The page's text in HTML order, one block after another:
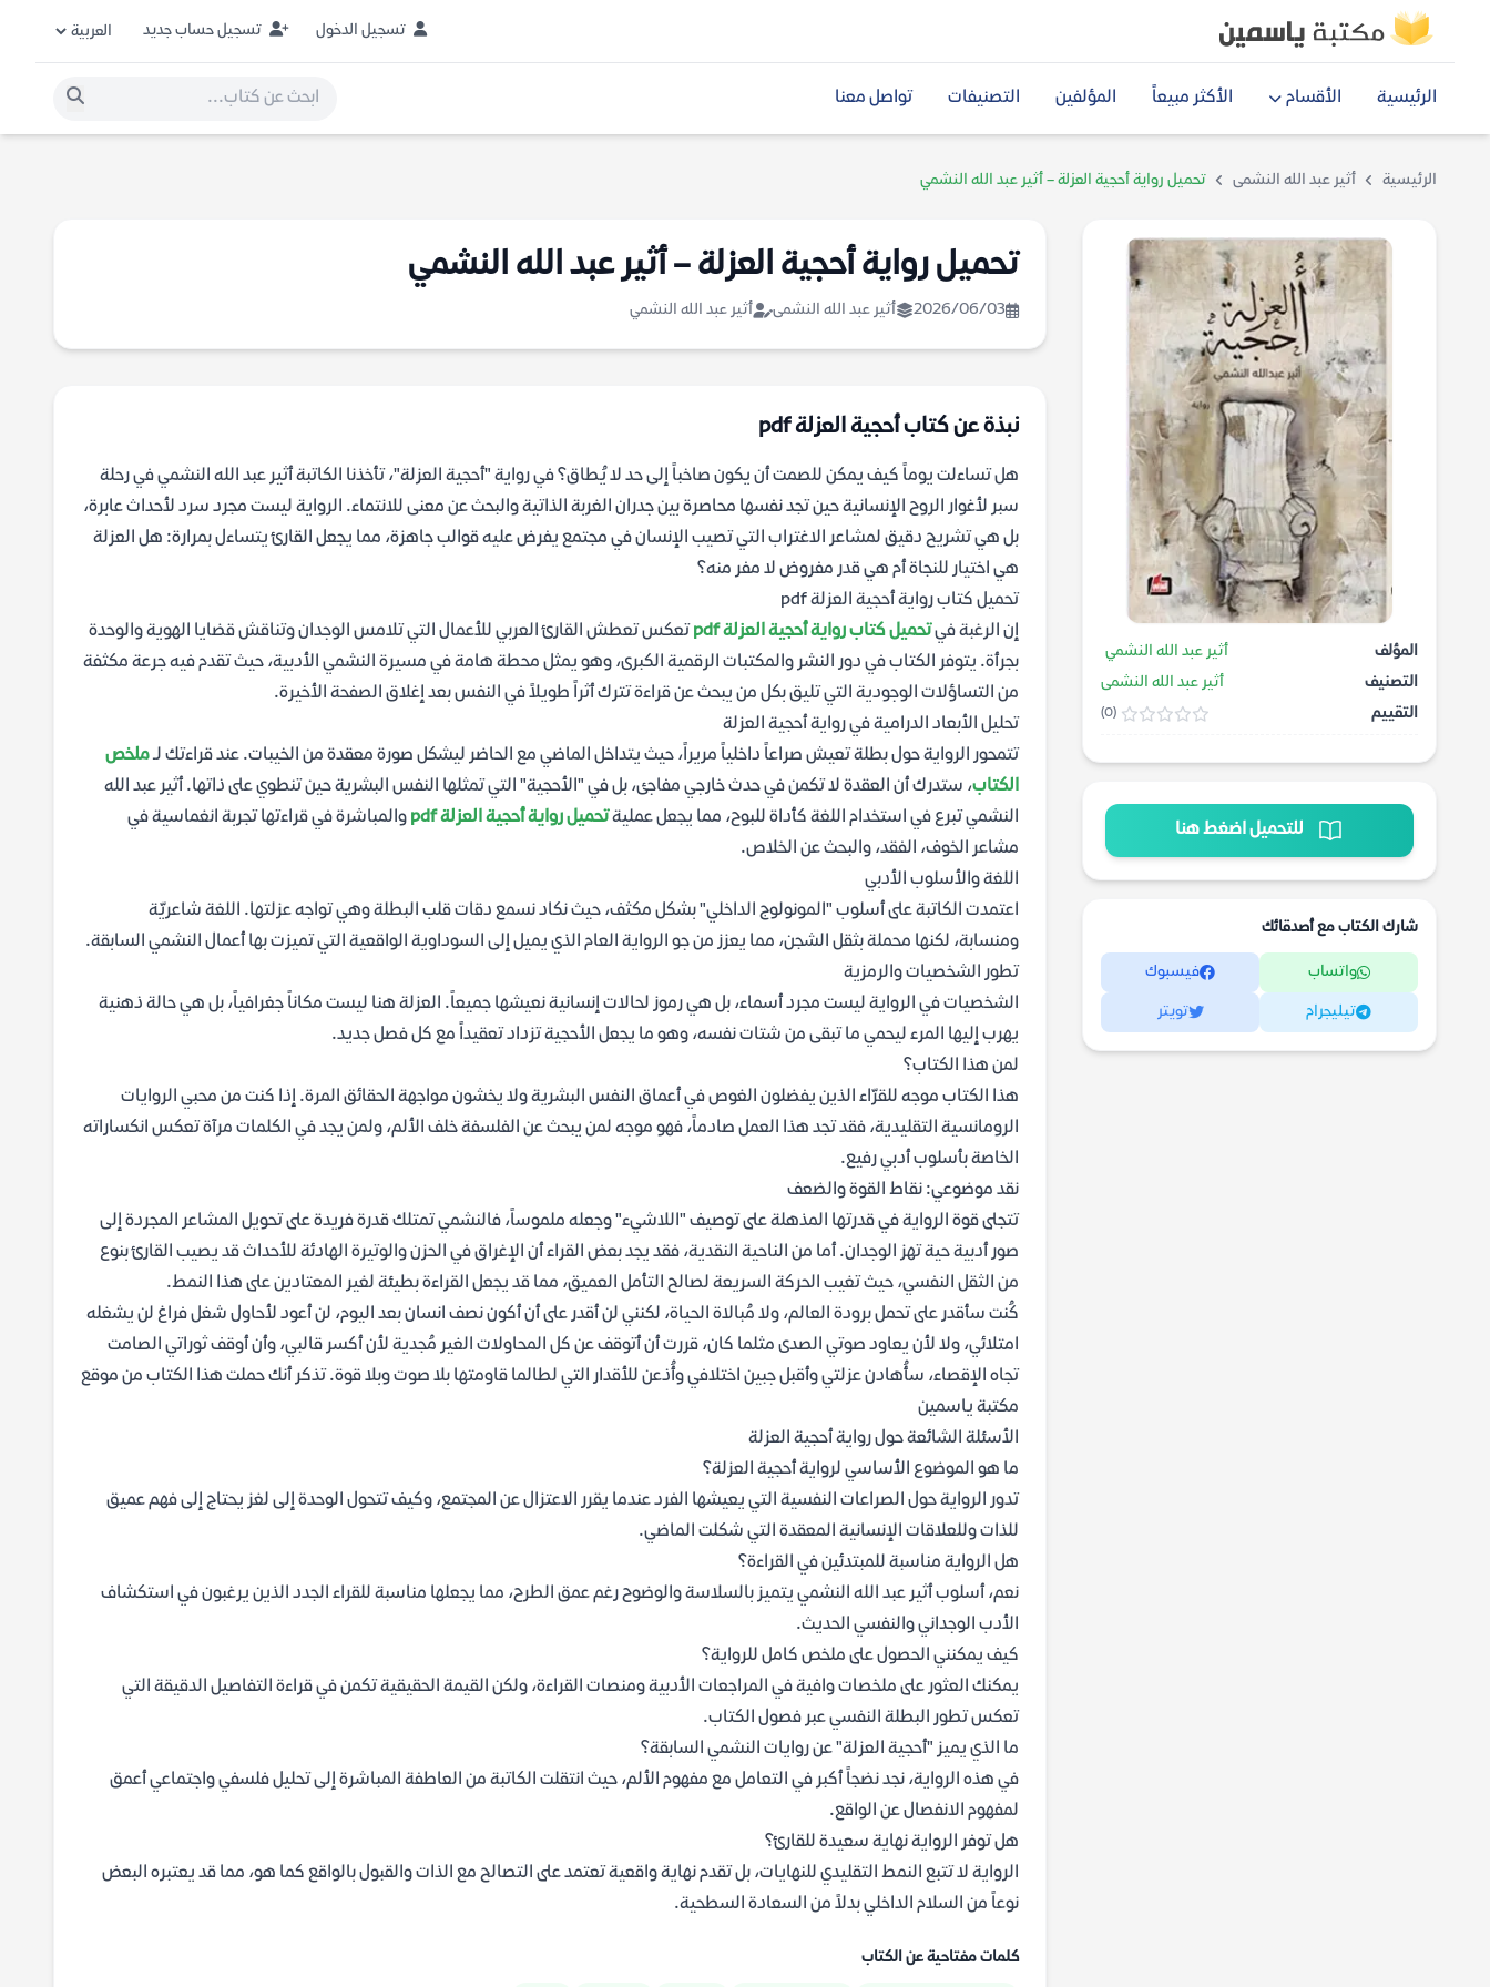
تسجيل الدخول تسجيل حساب جديد
الرئيسية الأقسام الأكثر مبيعاً المؤلفين التصنيفات تواصل معنا
الرئيسية أثير عبد الله النشمى تحميل رواية أحجية العزلة – أثير عبد الله النشمي
المؤلف
أثير عبد الله النشمي
التصنيف
أثير عبد الله النشمى
التقييم
(0)
للتحميل اضغط هنا
شارك الكتاب مع أصدقائك
واتساب فيسبوك
تيليجرام تويتر
تحميل رواية أحجية العزلة – أثير عبد الله النشمي
2026/06/03 أثير عبد الله النشمى أثير عبد الله النشمي
نبذة عن كتاب أحجية العزلة pdf
هل تساءلت يوماً كيف يمكن للصمت أن يكون صاخباً إلى حد لا يُطاق؟ في رواية "أحجية العزلة"، تأخذنا الكاتبة أثير عبد الله النشمي في رحلة
سبر لأغوار الروح الإنسانية حين تجد نفسها محاصرة بين جدران الغربة الذاتية والبحث عن معنى للانتماء. الرواية ليست مجرد سرد لأحداث عابرة،
بل هي تشريح دقيق لمشاعر الاغتراب التي تصيب الإنسان في مجتمع يفرض عليه قوالب جاهزة، مما يجعل القارئ يتساءل بمرارة: هل العزلة
هي اختيار للنجاة أم هي قدر مفروض لا مفر منه؟
تحميل كتاب رواية أحجية العزلة pdf
إن الرغبة فيتحميل كتاب رواية أحجية العزلة pdf
تعكس تعطش القارئ العربي للأعمال التي تلامس الوجدان وتناقش قضايا الهوية والوحدة
بجرأة. يتوفر الكتاب في دور النشر والمكتبات الرقمية الكبرى، وهو يمثل محطة هامة في مسيرة النشمي الأدبية، حيث تقدم فيه جرعة مكثفة
من التساؤلات الوجودية التي تليق بكل من يبحث عن قراءة تترك أثراً طويلاً في النفس بعد إغلاق الصفحة الأخيرة.
تحليل الأبعاد الدرامية في رواية أحجية العزلة
تتمحور الرواية حول بطلة تعيش صراعاً داخلياً مريراً، حيث يتداخل الماضي مع الحاضر ليشكل صورة معقدة من الخيبات. عند قراءتك لـملخص
الكتاب، ستدرك أن العقدة لا تكمن في حدث خارجي مفاجئ، بل في "الأحجية" التي تمثلها النفس البشرية حين تنطوي على ذاتها. أثير عبد الله
النشمي تبرع في استخدام اللغة كأداة للبوح، مما يجعل عمليةتحميل رواية أحجية العزلة pdf
والمباشرة في قراءتها تجربة انغماسية في
مشاعر الخوف، الفقد، والبحث عن الخلاص.
اللغة والأسلوب الأدبي
اعتمدت الكاتبة على أسلوب "المونولوج الداخلي" بشكل مكثف، حيث نكاد نسمع دقات قلب البطلة وهي تواجه عزلتها. اللغة شاعريّة
ومنسابة، لكنها محملة بثقل الشجن، مما يعزز من جو الرواية العام الذي يميل إلى السوداوية الواقعية التي تميزت بها أعمال النشمي السابقة.
تطور الشخصيات والرمزية
الشخصيات في الرواية ليست مجرد أسماء، بل هي رموز لحالات إنسانية نعيشها جميعاً. العزلة هنا ليست مكاناً جغرافياً، بل هي حالة ذهنية
يهرب إليها المرء ليحمي ما تبقى من شتات نفسه، وهو ما يجعل الأحجية تزداد تعقيداً مع كل فصل جديد.
لمن هذا الكتاب؟
هذا الكتاب موجه للقرّاء الذين يفضلون الغوص في أعماق النفس البشرية ولا يخشون مواجهة الحقائق المرة. إذا كنت من محبي الروايات
الرومانسية التقليدية، فقد تجد هذا العمل صادماً، فهو موجه لمن يبحث عن الفلسفة خلف الألم، ولمن يجد في الكلمات مرآة تعكس انكساراته
الخاصة بأسلوب أدبي رفيع.
نقد موضوعي: نقاط القوة والضعف
تتجلى قوة الرواية في قدرتها المذهلة على توصيف "اللاشيء" وجعله ملموساً، فالنشمي تمتلك قدرة فريدة على تحويل المشاعر المجردة إلى
صور أدبية حية تهز الوجدان. أما من الناحية النقدية، فقد يجد بعض القراء أن الإغراق في الحزن والوتيرة الهادئة للأحداث قد يصيب القارئ بنوع
من الثقل النفسي، حيث تغيب الحركة السريعة لصالح التأمل العميق، مما قد يجعل القراءة بطيئة لغير المعتادين على هذا النمط.
كُنت سأقدر على تحمل برودة العالم، ولا مُبالاة الحياة، لكنني لن أقدر على أن أكون نصف انسان بعد اليوم، لن أعود لأحاول شغل فراغ لن يشغله
امتلائي، ولا لأن يعاود صوتي الصدى مثلما كان، قررت أن أتوقف عن كل المحاولات الغير مُجدية لأن أكسر قالبي، وأن أوقف ثوراتي الصامت
تجاه الإقصاء، سأُهادن عزلتي وأقبل جبين اختلافي وأُذعن للأقدار التي لطالما قاومتها بلا صوت وبلا قوة. تذكر أنك حملت هذا الكتاب من موقع
مكتبة ياسمين
الأسئلة الشائعة حول رواية أحجية العزلة
ما هو الموضوع الأساسي لرواية أحجية العزلة؟
تدور الرواية حول الصراعات النفسية التي يعيشها الفرد عندما يقرر الاعتزال عن المجتمع، وكيف تتحول الوحدة إلى لغز يحتاج إلى فهم عميق
للذات وللعلاقات الإنسانية المعقدة التي شكلت الماضي.
هل الرواية مناسبة للمبتدئين في القراءة؟
نعم، أسلوب أثير عبد الله النشمي يتميز بالسلاسة والوضوح رغم عمق الطرح، مما يجعلها مناسبة للقراء الجدد الذين يرغبون في استكشاف
الأدب الوجداني والنفسي الحديث.
كيف يمكنني الحصول على ملخص كامل للرواية؟
يمكنك العثور على ملخصات وافية في المراجعات الأدبية ومنصات القراءة، ولكن القيمة الحقيقية تكمن في قراءة التفاصيل الدقيقة التي
تعكس تطور البطلة النفسي عبر فصول الكتاب.
ما الذي يميز "أحجية العزلة" عن روايات النشمي السابقة؟
في هذه الرواية، نجد نضجاً أكبر في التعامل مع مفهوم الألم، حيث انتقلت الكاتبة من العاطفة المباشرة إلى تحليل فلسفي واجتماعي أعمق
لمفهوم الانفصال عن الواقع.
هل توفر الرواية نهاية سعيدة للقارئ؟
الرواية لا تتبع النمط التقليدي للنهايات، بل تقدم نهاية واقعية تعتمد على التصالح مع الذات والقبول بالواقع كما هو، مما قد يعتبره البعض
نوعاً من السلام الداخلي بدلاً من السعادة السطحية.
كلمات مفتاحية عن الكتاب